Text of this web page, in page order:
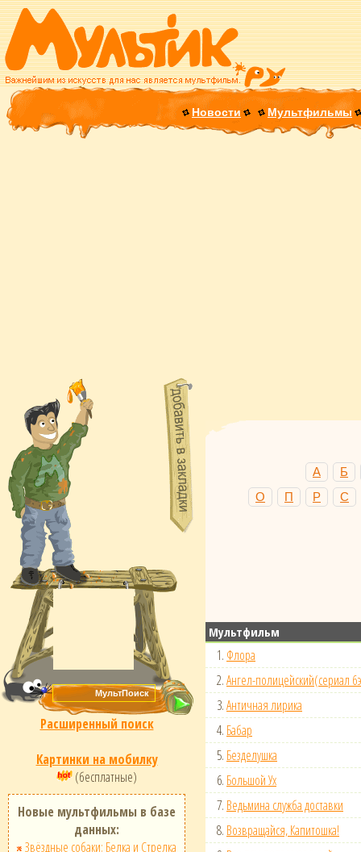
Новости Мультфильмы
Расширенный поиск
Картинки на мобилку
(бесплатные)
Новые мультфильмы в базе
данных:
Звёздные собаки: Белка и Стрелка
А
Б
О
П Р С
Мультфильм
1. Флора
2.Ангел-полицейский(сериал
3.Античная лирика
4. Бабар
5. Безделушка
6. Большой Ух
7. Ведьмина служба доставки
8. Возвращайся, Капитошка!